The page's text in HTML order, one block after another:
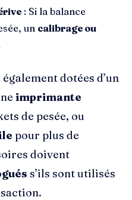
: Si la balance
un calibrage ou
dotées d’un
imprimante
de pesée, ou
pour plus de
doivent
s’ils sont utilisés